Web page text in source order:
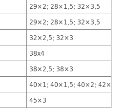
29×2; 28×1,5; 32×3,5
29×2; 28×1,5; 32×3,5
32×2,5; 32×3
38х4
38×2,5; 38×3
40×1; 40×1,5; 40×2; 42×2
45×3